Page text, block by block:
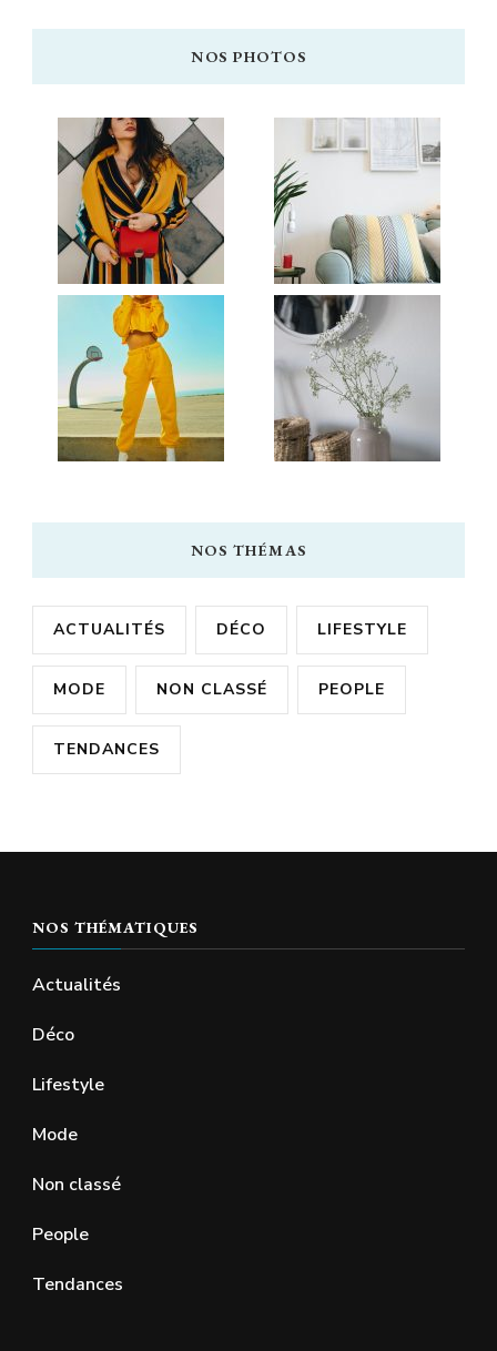
NOS PHOTOS
NOS THÉMAS
ACTUALITÉS DÉCO LIFESTYLE
MODE NON CLASSÉ PEOPLE
TENDANCES
NOS THÉMATIQUES
Actualités
Déco
Lifestyle
Mode
Non classé
People
Tendances